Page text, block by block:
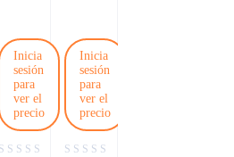
Inicia
sesión
para
ver el
precio
Inicia
sesión
para
ver el
precio